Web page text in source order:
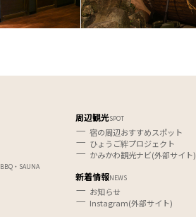
BBQ・SAUNA
周辺観光SPOT
宿の周辺おすすめスポット
ひょうご絆プロジェクト
かみかわ観光ナビ(外部サイト)
新着情報NEWS
お知らせ
Instagram(外部サイト)